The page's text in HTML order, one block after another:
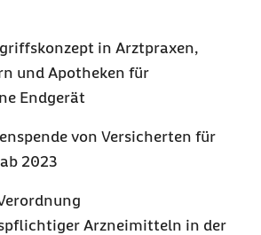
in Arztpraxen,
und Apotheken für
Endgerät
von Versicherten für
2023
Arzneimitteln in der